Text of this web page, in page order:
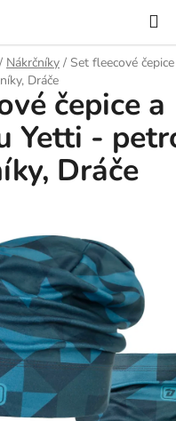
/ Nákrčníky / Set fleecové
Dráče
čepice a
Yetti -
Dráče